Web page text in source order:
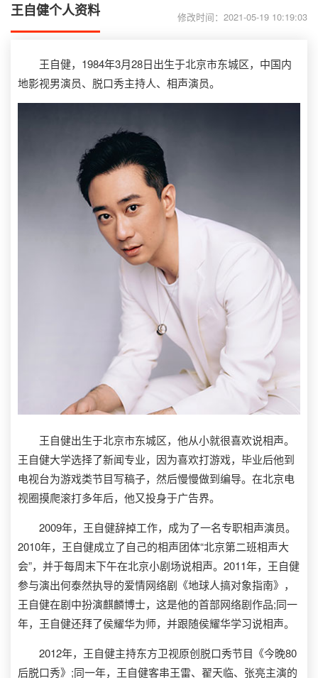
王自健个人资料 修改时间：2021-05-19 10:19:03
王自健，1984年3月28日出生于北京市东城区，中国内
地影视男演员、脱口秀主持人、相声演员。
王自健出生于北京市东城区，他从小就很喜欢说相声。
王自健大学选择了新闻专业，因为喜欢打游戏，毕业后他到
电视台为游戏类节目写稿子，然后慢慢做到编导。在北京电
视圈摸爬滚打多年后，他又投身于广告界。
2009年，王自健辞掉工作，成为了一名专职相声演员。
2010年，王自健成立了自己的相声团体“北京第二班相声大
会”，并于每周末下午在北京小剧场说相声。2011年，王自健
参与演出何泰然执导的爱情网络剧《地球人搞对象指南》，
王自健在剧中扮演麒麟博士，这是他的首部网络剧作品;同一
年，王自健还拜了侯耀华为师，并跟随侯耀华学习说相声。
2012年，王自健主持东方卫视原创脱口秀节目《今晚80
后脱口秀》;同一年，王自健客串王雷、翟天临、张亮主演的